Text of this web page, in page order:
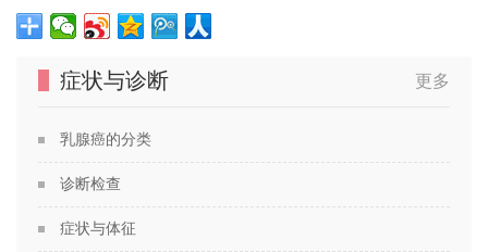
症状与诊断 更多
乳腺癌的分类
诊断检查
症状与体征